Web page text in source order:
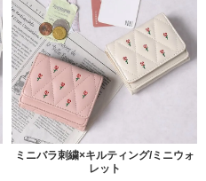
ミニバラ刺繍×キルティング/ミニウォ
レット